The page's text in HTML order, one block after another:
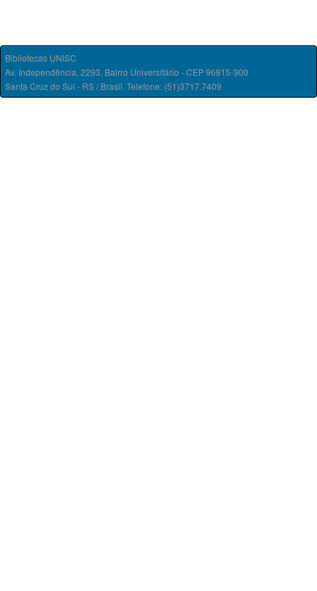
Bibliotecas UNISC
Av. Independência, 2293, Bairro Universitário - CEP 96815-900
Santa Cruz do Sul - RS / Brasil. Telefone: (51)3717.7409